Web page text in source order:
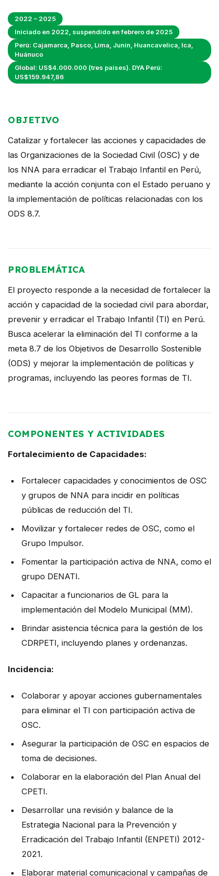
Argentina
PROYECTOS
En Ecuador
En Perú
RECURSOS
Caja de Herramientas
TDRs
English
2022 – 2025
Iniciado en 2022, suspendido en febrero de 2025
Perú: Cajamarca, Pasco, Lima, Junín, Huancavelica, Ica,
Huánuco
Global: US$4.000.000 (tres países). DYA Perú:
US$159.947,86
OBJETIVO
Catalizar y fortalecer las acciones y capacidades de
las Organizaciones de la Sociedad Civil (OSC) y de
los NNA para erradicar el Trabajo Infantil en Perú,
mediante la acción conjunta con el Estado peruano y
la implementación de políticas relacionadas con los
ODS 8.7.
PROBLEMÁTICA
El proyecto responde a la necesidad de fortalecer la
acción y capacidad de la sociedad civil para abordar,
prevenir y erradicar el Trabajo Infantil (TI) en Perú.
Busca acelerar la eliminación del TI conforme a la
meta 8.7 de los Objetivos de Desarrollo Sostenible
(ODS) y mejorar la implementación de políticas y
programas, incluyendo las peores formas de TI.
COMPONENTES Y ACTIVIDADES
Fortalecimiento de Capacidades:
Fortalecer capacidades y conocimientos de OSC
y grupos de NNA para incidir en políticas
públicas de reducción del TI.
Movilizar y fortalecer redes de OSC, como el
Grupo Impulsor.
Fomentar la participación activa de NNA, como el
grupo DENATI.
Capacitar a funcionarios de GL para la
implementación del Modelo Municipal (MM).
Brindar asistencia técnica para la gestión de los
CDRPETI, incluyendo planes y ordenanzas.
Incidencia:
Colaborar y apoyar acciones gubernamentales
para eliminar el TI con participación activa de
OSC.
Asegurar la participación de OSC en espacios de
toma de decisiones.
Colaborar en la elaboración del Plan Anual del
CPETI.
Desarrollar una revisión y balance de la
Estrategia Nacional para la Prevención y
Erradicación del Trabajo Infantil (ENPETI) 2012-
2021.
Elaborar material comunicacional y campañas de